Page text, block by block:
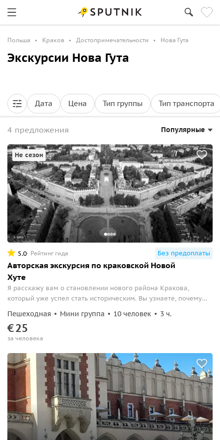
Польша Краков Достопримечательности Нова Гута
Экскурсии Нова Гута
Дата Цена Тип группы Тип транспорта
4 предложения Популярные
Не сезон
5.0 Рейтинг гида Без предоплаты
Авторская экскурсия по краковской Новой
Хуте
Я расскажу вам о становлении нового района Кракова,
который уже успел стать историческим. Вы узнаете, почему
тысячный город...
Пешеходная Мини группа 10 человек 3 ч.
€25
за человека